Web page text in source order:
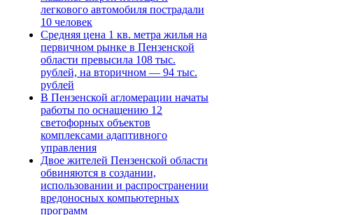
легкового автомобиля пострадали
10 человек
Средняя цена 1 кв. метра жилья на
первичном рынке в Пензенской
области превысила 108 тыс.
рублей, на вторичном — 94 тыс.
рублей
В Пензенской агломерации начаты
работы по оснащению 12
светофорных объектов
комплексами адаптивного
управления
Двое жителей Пензенской области
обвиняются в создании,
использовании и распространении
вредоносных компьютерных
программ